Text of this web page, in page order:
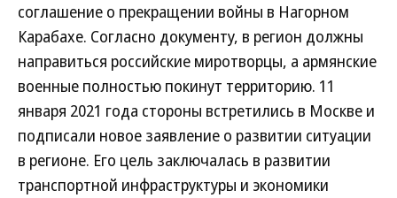
соглашение о прекращении войны в Нагорном
Карабахе. Согласно документу, в регион должны
направиться российские миротворцы, а армянские
военные полностью покинут территорию. 11
января 2021 года стороны встретились в Москве и
подписали новое заявление о развитии ситуации
в регионе. Его цель заключалась в развитии
транспортной инфраструктуры и экономики